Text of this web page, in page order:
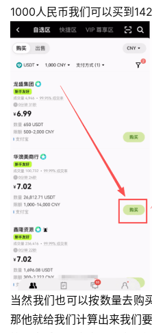
1000人民币我们可以买到
当然我们也可以按数量去购
那他就给我们计算出来我们